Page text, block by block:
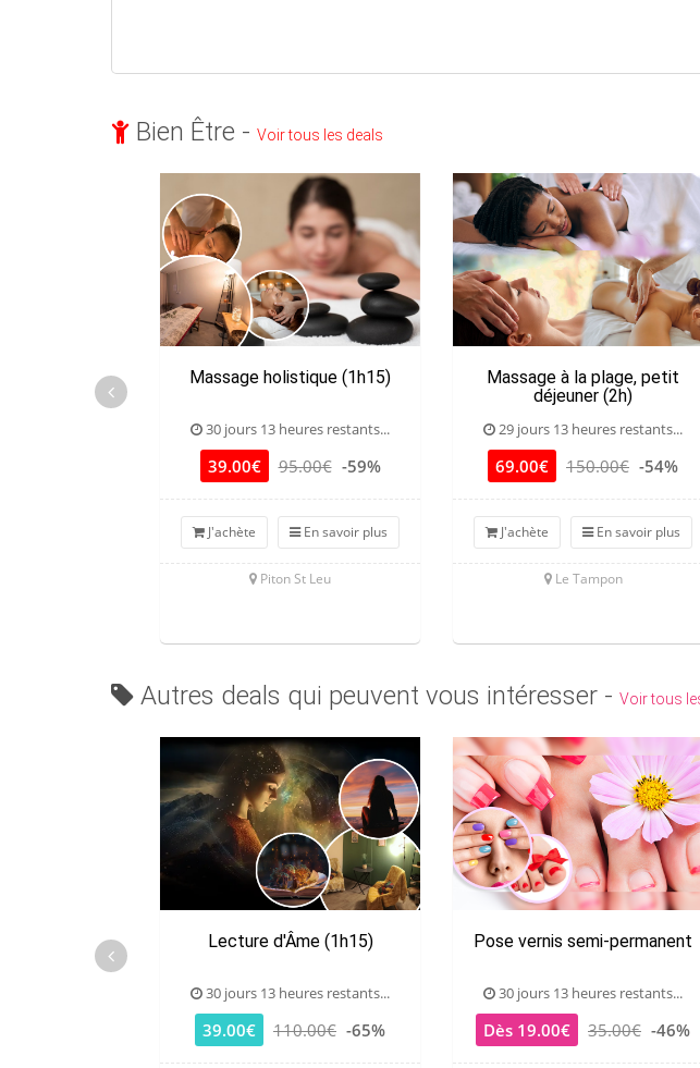
Bien Être - Voir tous les deals
Massage holistique (1h15)
30 jours 13 heures restants...
39.00€ 95.00€ -59%
J'achète En savoir plus
Piton St Leu
Massage à la plage, petit
déjeuner (2h)
29 jours 13 heures restants...
69.00€ 150.00€ -54%
J'achète En savoir plus
Le Tampon
Autres deals qui peuvent vous intéresser - Voir tous
Lecture d'Âme (1h15)
30 jours 13 heures restants...
39.00€ 110.00€ -65%
Pose vernis semi-permanent
30 jours 13 heures restants...
Dès 19.00€ 35.00€ -46%